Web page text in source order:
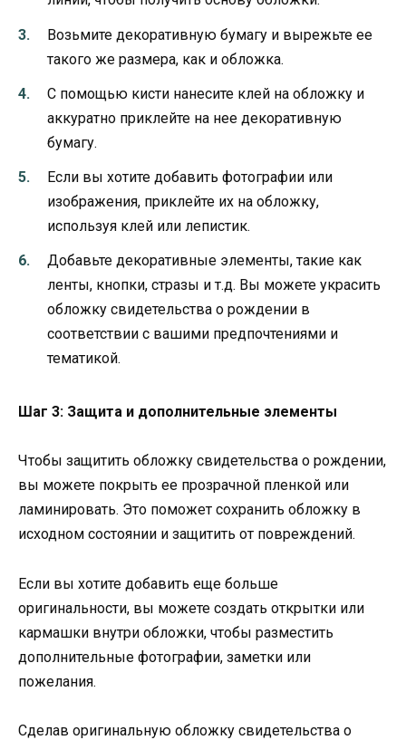
Возьмите декоративную бумагу и вырежьте ее
такого же размера, как и обложка.
С помощью кисти нанесите клей на обложку и
аккуратно приклейте на нее декоративную
бумагу.
Если вы хотите добавить фотографии или
изображения, приклейте их на обложку,
используя клей или лепистик.
Добавьте декоративные элементы, такие как
ленты, кнопки, стразы и т.д. Вы можете украсить
обложку свидетельства о рождении в
соответствии с вашими предпочтениями и
тематикой.
Шаг 3: Защита и дополнительные элементы
Чтобы защитить обложку свидетельства о рождении,
вы можете покрыть ее прозрачной пленкой или
ламинировать. Это поможет сохранить обложку в
исходном состоянии и защитить от повреждений.
Если вы хотите добавить еще больше
оригинальности, вы можете создать открытки или
кармашки внутри обложки, чтобы разместить
дополнительные фотографии, заметки или
пожелания.
Сделав оригинальную обложку свидетельства о